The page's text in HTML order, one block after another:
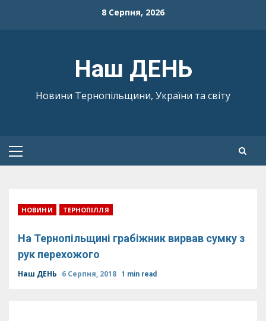
8 Серпня, 2026
Наш ДЕНЬ
Новини Тернопільщини, України та світу
Primary
НОВИНИ ТЕРНОПІЛЛЯ
На Тернопільщині грабіжник вирвав сумку з
рук перехожого
Наш ДЕНЬ 6 Серпня, 2018 1 min read